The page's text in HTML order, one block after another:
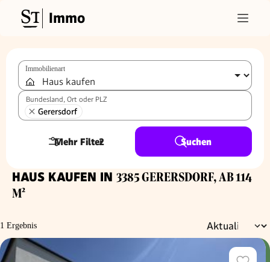
Immo
Immobilienart
Bundesland, Ort oder PLZ
Gerersdorf
Mehr Filter
2 Suchen
HAUS KAUFEN IN 3385 GERERSDORF, AB 114
M²
1 Ergebnis